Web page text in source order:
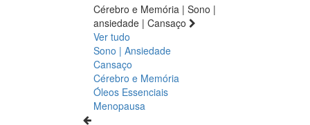
Cérebro e Memória | Sono |
ansiedade | Cansaço
Ver tudo
Sono | Ansiedade
Cansaço
Cérebro e Memória
Óleos Essenciais
Menopausa